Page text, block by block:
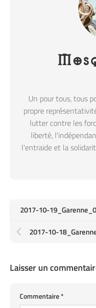
Un pour tous, tous
propre
lutter contre les
liberté,
l'entraide et la
2017-10-
2017-10-
Laisser un
Commentaire*